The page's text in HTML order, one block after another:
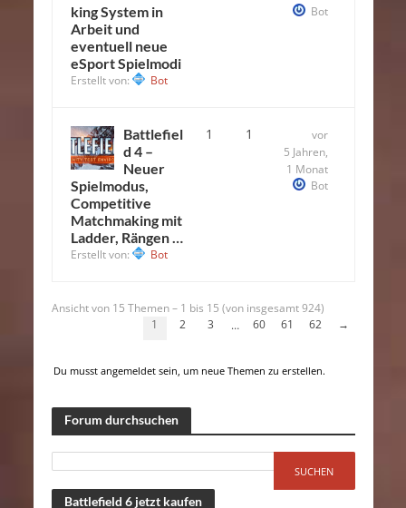
king System in
Arbeit und
eventuell neue
eSport Spielmodi
Erstellt von: Bot
Bot
Battlefiel
d 4 –
Neuer
Spielmodus,
Competitive
Matchmaking mit
Ladder, Rängen …
Erstellt von: Bot
1 1
vor
5 Jahren,
1 Monat
Bot
Ansicht von 15 Themen – 1 bis 15 (von insgesamt 924)
1
2 3 … 60 61 62 →
Du musst angemeldet sein, um neue Themen zu erstellen.
Forum durchsuchen
Battlefield 6 jetzt kaufen